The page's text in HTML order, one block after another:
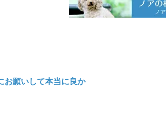
お願いして本当に良か